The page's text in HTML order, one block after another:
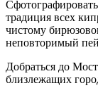
традиция всех
чистому
неповторимый
Добраться до
близлежащих